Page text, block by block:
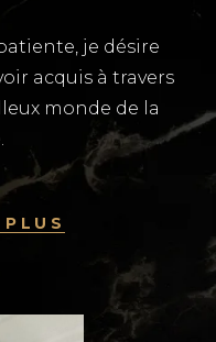
je désire
acquis à travers
monde de la